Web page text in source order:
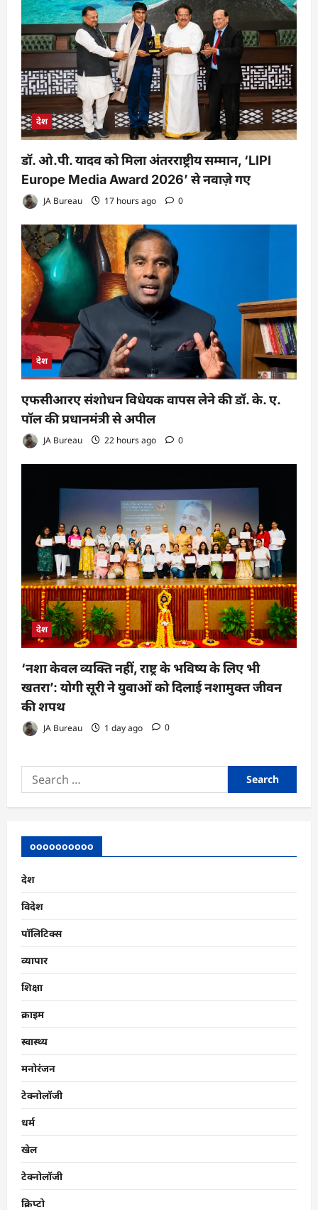
देश
डॉ. ओ.पी. यादव को मिला अंतरराष्ट्रीय सम्मान, ‘LIPI
Europe Media Award 2026’ से नवाज़े गए
JA Bureau 17 hours ago 0
देश
एफसीआरए संशोधन विधेयक वापस लेने की डॉ. के. ए.
पॉल की प्रधानमंत्री से अपील
JA Bureau 22 hours ago 0
देश
‘नशा केवल व्यक्ति नहीं, राष्ट्र के भविष्य के लिए भी
खतरा’: योगी सूरी ने युवाओं को दिलाई नशामुक्त जीवन
की शपथ
JA Bureau 1 day ago 0
Search
for:
oooooooooo
देश
विदेश
पॉलिटिक्स
व्यापार
शिक्षा
क्राइम
स्वास्थ्य
मनोरंजन
टेक्नोलॉजी
धर्म
खेल
टेक्नोलॉजी
क्रिप्टो